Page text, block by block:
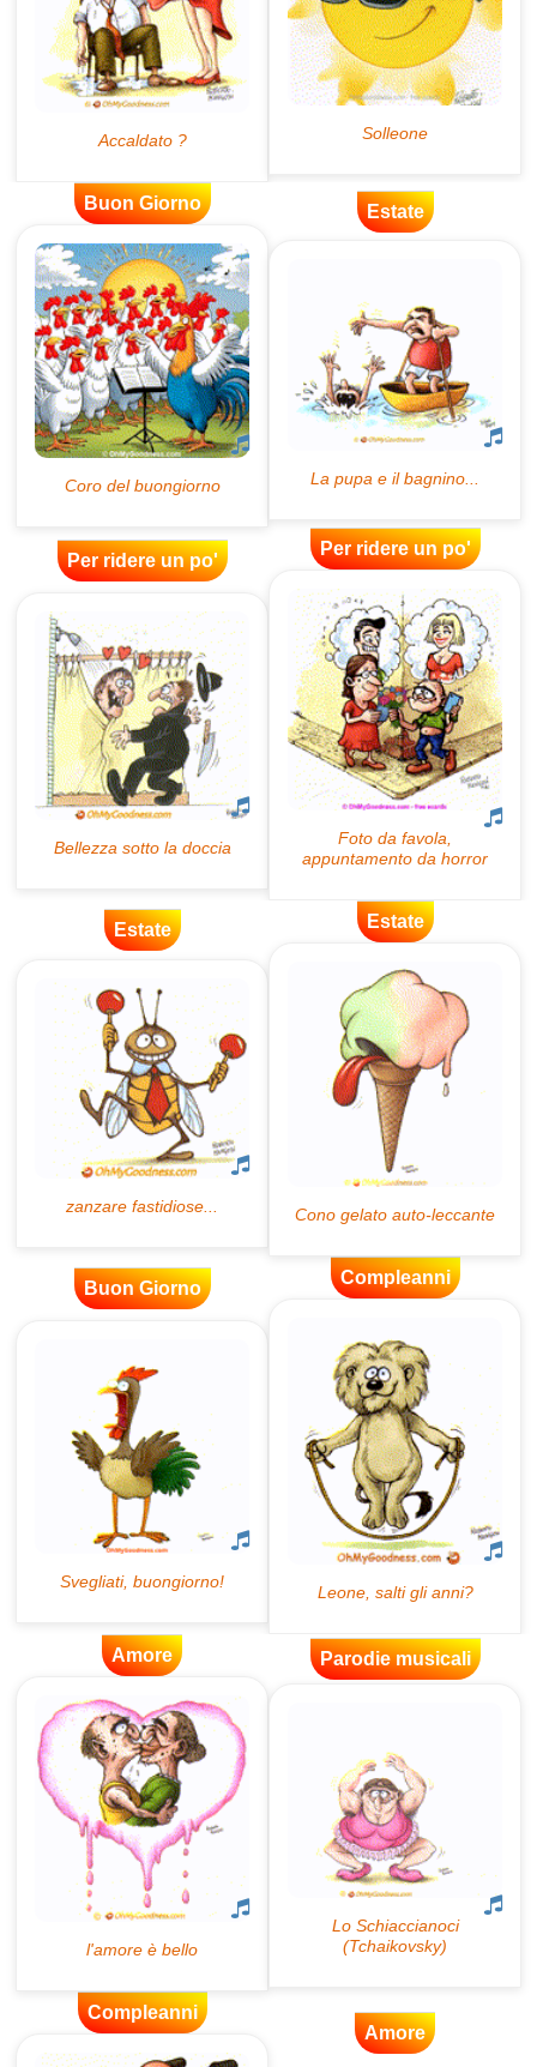
Buon Giorno Estate
Per ridere un po'
Per ridere un po'
Estate Estate
Buon Giorno
Compleanni
Amore Parodie musicali
Compleanni
Amore